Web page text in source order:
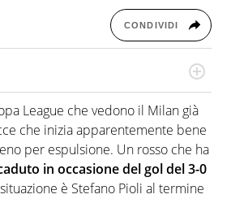
CONDIVIDI
Tocca l'apice quando ha
League che vedono il Milan già
che inizia apparentemente bene
per espulsione. Un rosso che ha
in occasione del gol del 3-0
è Stefano Pioli al termine